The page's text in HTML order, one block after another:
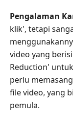
Pengalaman
klik', tetapi
video yang
Reduction'
perlu
file video, yang
pemula.